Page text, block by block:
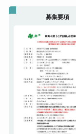
募集要項